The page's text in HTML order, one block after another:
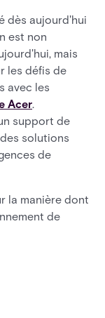
dès aujourd'hui
est non
mais
les défis de
avec les
Acer.
support de
solutions
de
la manière dont
de